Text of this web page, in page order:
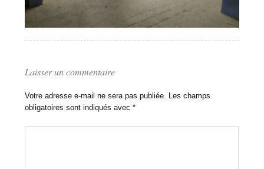
Laisser un commentaire
Votre adresse e-mail ne sera pas publiée. Les champs
obligatoires sont indiqués avec*